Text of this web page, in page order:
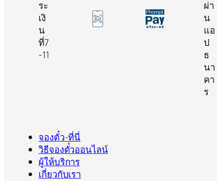
จองตั๋ว-ที่นี่
วิธีจองตั๋วออนไลน์
ผู้ให้บริการ
เกี่ยวกับเรา